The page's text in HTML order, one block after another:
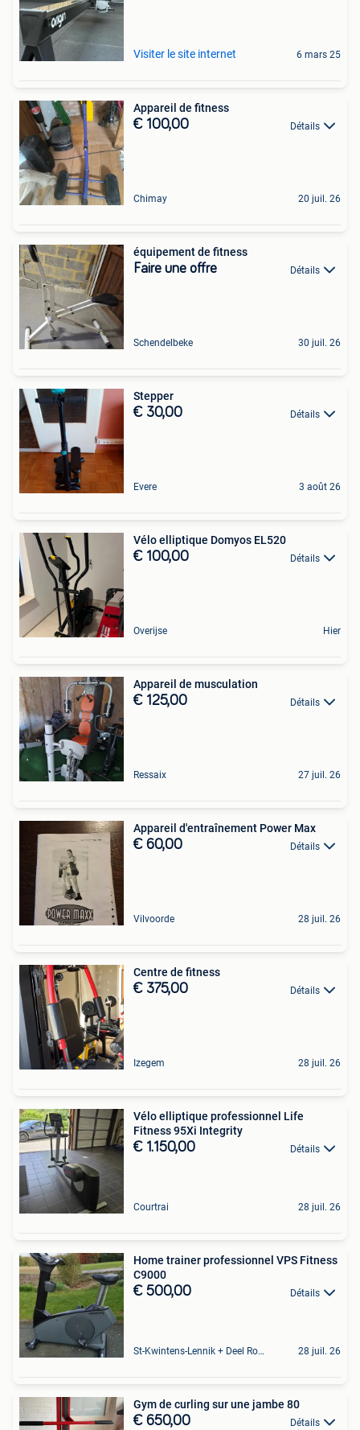
Visiter le site internet 6 mars 25
Appareil de fitness
€ 100,00 Détails
Chimay 20 juil. 26
équipement de fitness
Faire une offre Détails
Schendelbeke 30 juil. 26
Stepper
€ 30,00 Détails
Evere 3 août 26
Vélo elliptique Domyos EL520
€ 100,00 Détails
Overijse Hier
Appareil de musculation
€ 125,00 Détails
Ressaix 27 juil. 26
Appareil d'entraînement Power Max
€ 60,00 Détails
Vilvoorde 28 juil. 26
Centre de fitness
€ 375,00 Détails
Izegem 28 juil. 26
Vélo elliptique professionnel Life
Fitness 95Xi Integrity
€ 1.150,00 Détails
Courtrai 28 juil. 26
Home trainer professionnel VPS Fitness
C9000
€ 500,00 Détails
St-Kwintens-Lennik + Deel Roosdaal 28 juil. 26
Gym de curling sur une jambe 80
€ 650,00 Détails